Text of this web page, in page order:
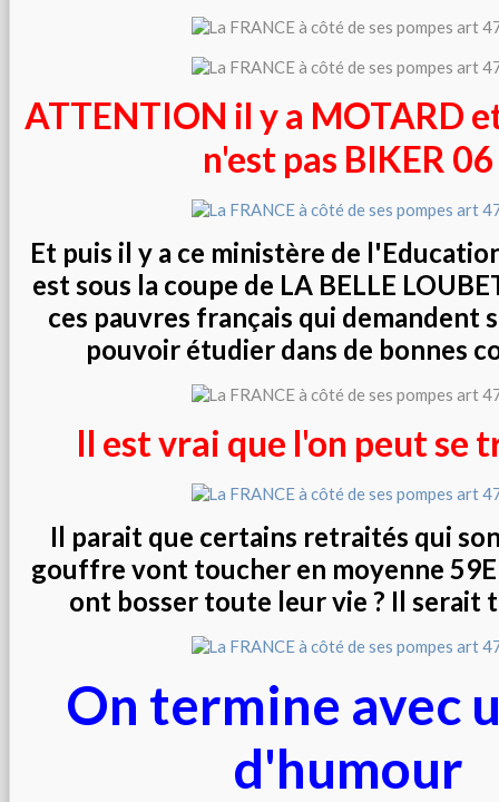
ATTENTION il y a MOTARD
n'est pas BIKER 06
Et puis il y a ce ministère de
est sous la coupe de LA BELLE
ces pauvres français qui demandent
pouvoir étudier dans de bonnes
Il est vrai que l'on peut se
Il parait que certains retraités qui
gouffre vont toucher en moyenne
ont bosser toute leur vie ? Il serait
On termine avec
d'humour